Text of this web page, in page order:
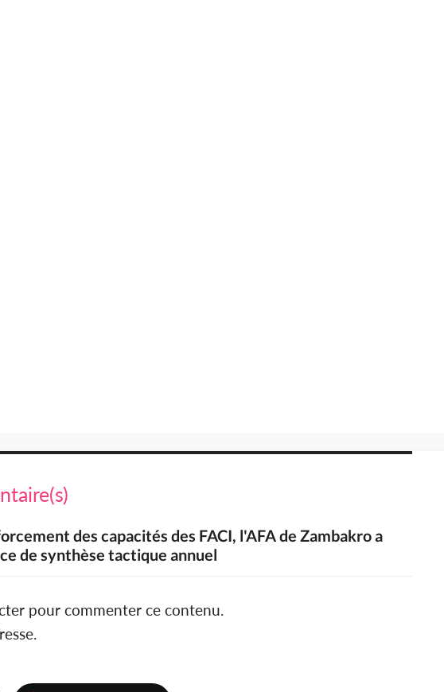
des capacités des FACI, l'AFA de Zambakro a
de synthèse tactique annuel
pour commenter ce contenu.